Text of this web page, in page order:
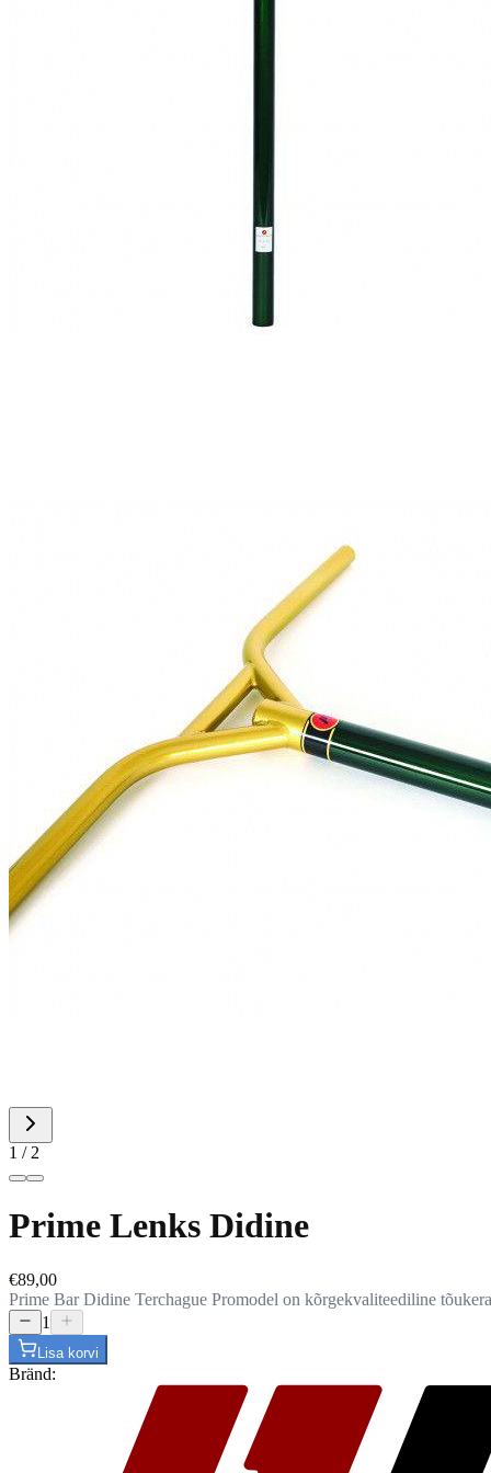
1 / 2
Prime Lenks Didine
€89,00
Prime Bar Didine Terchague Promodel on kõrgekvaliteediline
1
Lisa korvi
Bränd: